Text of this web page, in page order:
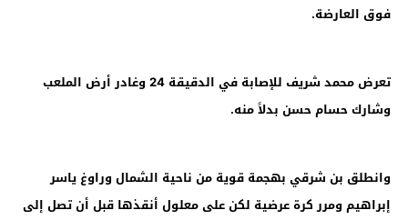
فوق العارضة.
تعرض محمد شريف للإصابة في الدقيقة 24 وغادر أرض الملعب
وشارك حسام حسن بدلاً منه.
وانطلق بن شرقي بهجمة قوية من ناحية الشمال وراوغ ياسر
إبراهيم ومرر كرة عرضية لكن على معلول أنقذها قبل أن تصل إلى